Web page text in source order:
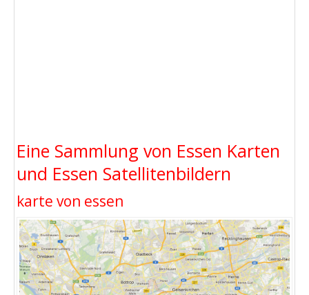
Eine Sammlung von Essen Karten
und Essen Satellitenbildern
karte von essen